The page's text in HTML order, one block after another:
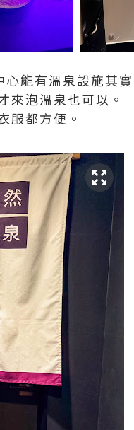
能有溫泉設施其實
來泡溫泉也可以。
服都方便。